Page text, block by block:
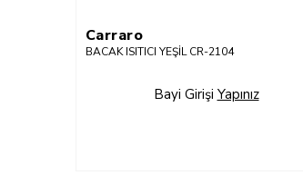
Carraro
BACAK ISITICI YEŞİL CR-2104
Bayi Girişi Yapınız